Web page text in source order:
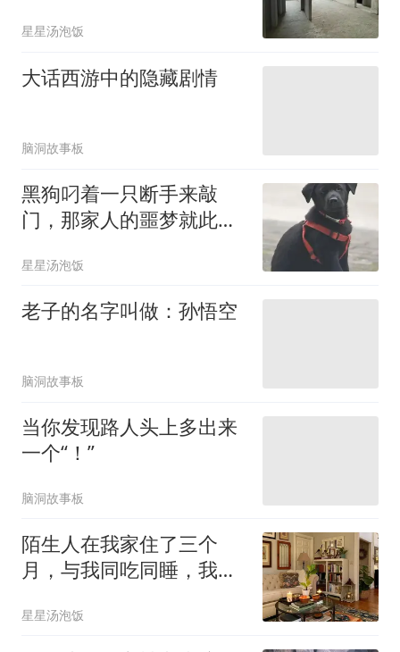
星星汤泡饭
大话西游中的隐藏剧情
脑洞故事板
黑狗叼着一只断手来敲
门，那家人的噩梦就此开
星星汤泡饭
老子的名字叫做：孙悟空
脑洞故事板
当你发现路人头上多出来
一个“！”
脑洞故事板
陌生人在我家住了三个
月，与我同吃同睡，我却
星星汤泡饭